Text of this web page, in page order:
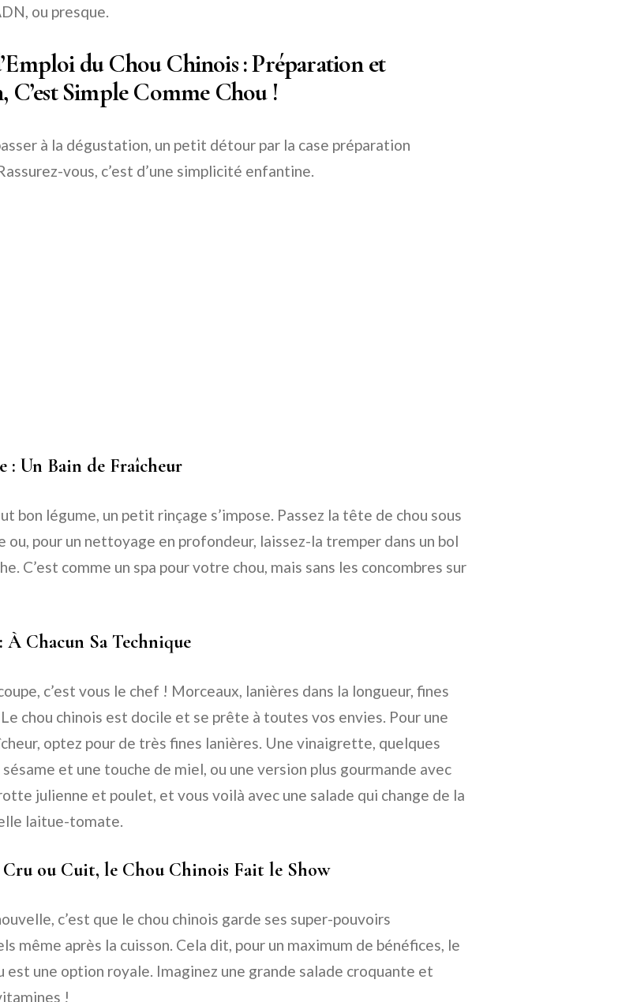
ou presque.
du Chou Chinois : Préparation et
C’est Simple Comme Chou !
à la dégustation, un petit détour par la case préparation
vous, c’est d’une simplicité enfantine.
: Un Bain de Fraîcheur
bon légume, un petit rinçage s’impose. Passez la tête de chou sous
ou, pour un nettoyage en profondeur, laissez-la tremper dans un bol
C’est comme un spa pour votre chou, mais sans les concombres sur
À Chacun Sa Technique
c’est vous le chef ! Morceaux, lanières dans la longueur, fines
chou chinois est docile et se prête à toutes vos envies. Pour une
optez pour de très fines lanières. Une vinaigrette, quelques
et une touche de miel, ou une version plus gourmande avec
julienne et poulet, et vous voilà avec une salade qui change de la
laitue-tomate.
Cru ou Cuit, le Chou Chinois Fait le Show
c’est que le chou chinois garde ses super-pouvoirs
même après la cuisson. Cela dit, pour un maximum de bénéfices, le
est une option royale. Imaginez une grande salade croquante et
!